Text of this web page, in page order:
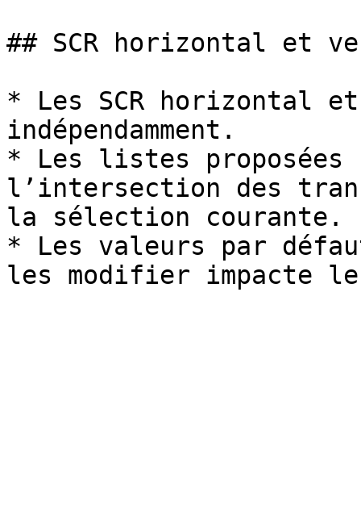
## SCR horizontal et
* Les SCR horizontal
indépendamment.
* Les listes
l’intersection des
la sélection courante.
* Les valeurs par